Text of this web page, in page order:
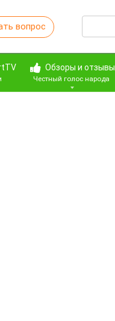
вопрос Поиск:
Обзоры и отзывы
Честный голос народа